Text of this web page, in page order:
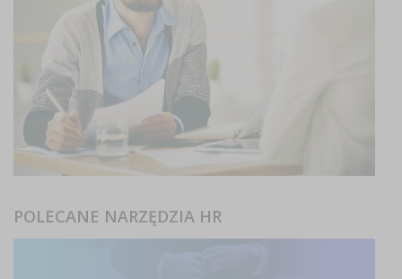
POLECANE NARZĘDZIA HR